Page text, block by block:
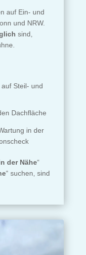
auf Ein- und
und NRW.
sind,
Steil- und
Dachfläche
in der
der Nähe“
“ suchen, sind